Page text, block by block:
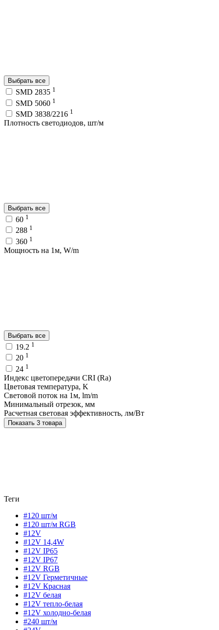
Выбрать все
SMD 2835 1
SMD 5060 1
SMD 3838/2216 1
Плотность светодиодов, шт/м
Выбрать все
60 1
288 1
360 1
Мощность на 1м, W/m
Выбрать все
19.2 1
20 1
24 1
Индекс цветопередачи CRI (Ra)
Цветовая температура, K
Световой поток на 1м, lm/m
Минимальный отрезок, мм
Расчетная световая эффективность, лм/Вт
Показать 3 товара
Теги
#120 шт/м
#120 шт/м RGB
#12V
#12V 14,4W
#12V IP65
#12V IP67
#12V RGB
#12V Герметичные
#12V Красная
#12V белая
#12V тепло-белая
#12V холодно-белая
#240 шт/м